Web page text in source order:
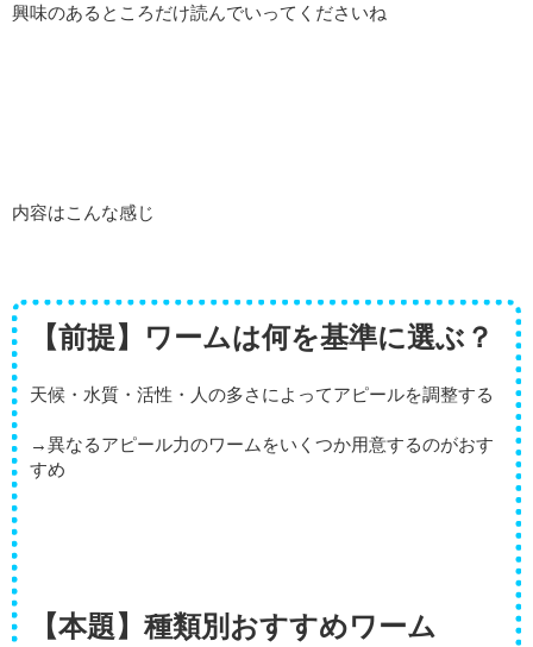
興味のあるところだけ読んでいってくださいね
内容はこんな感じ
【前提】ワームは何を基準に選ぶ？
天候・水質・活性・人の多さによってアピールを調整する
→異なるアピール力のワームをいくつか用意するのがおす
すめ
【本題】種類別おすすめワーム